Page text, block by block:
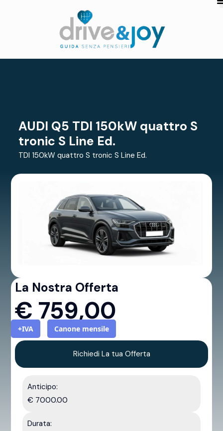
AUDI Q5 TDI 150kW quattro S
tronic S Line Ed.
TDI 150kW quattro S tronic S Line Ed.
La Nostra Offerta
€ 759,00
+IVA Canone mensile
Richiedi La tua Offerta
Anticipo:
€ 7000.00
Durata: